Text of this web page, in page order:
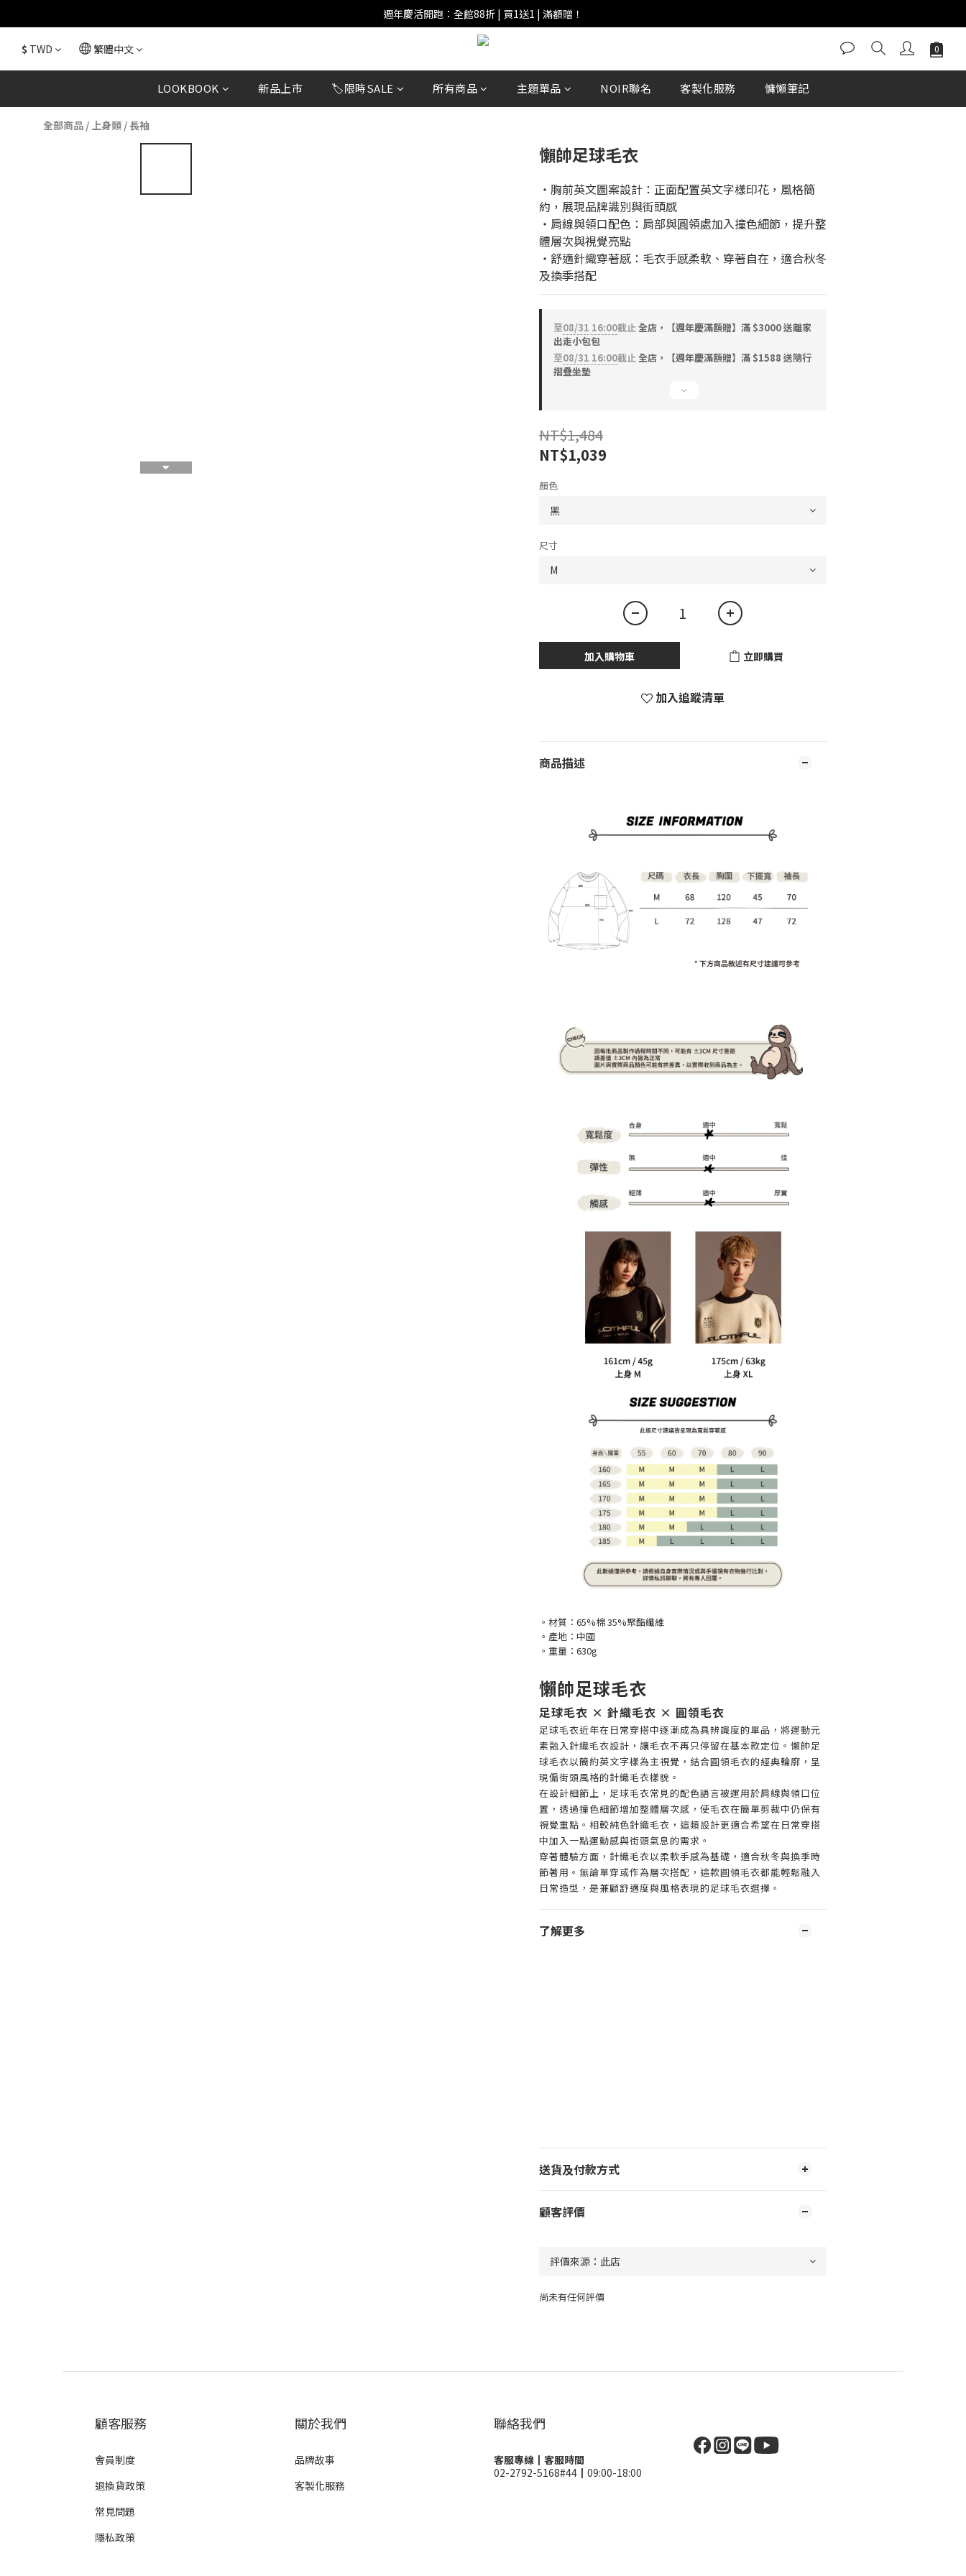
週年慶活開跑：全館88折 | 買1送1 | 滿額贈！
週年慶活開跑：全館88折 | 買1送1 | 滿額贈！
全館滿 $999 即享免運費！
$ TWD 繁體中文
LOOKBOOK 新品上市 🏷️限時SALE 所有商品 主題單品 NOIR聯名 客製化服務 慵懶筆記
全部商品 / 上身類 /長袖
懶帥足球毛衣
‧胸前英文圖案設計：正面配置英文字樣印花，風格簡
約，展現品牌識別與街頭感
‧肩線與領口配色：肩部與圓領處加入撞色細節，提升整
體層次與視覺亮點
‧舒適針織穿著感：毛衣手感柔軟、穿著自在，適合秋冬
及換季搭配
至08/31 16:00截止全店，【週年慶滿額贈】滿 $3000 送離家
出走小包包
至08/31 16:00截止全店，【週年慶滿額贈】滿 $1588 送隨行
摺疊坐墊
NT$1,484
NT$1,039
顏色
尺寸
加入購物車 立即購買
加入追蹤清單
商品描述
。材質：65%棉 35%聚酯纖維
。產地：中國
。重量：630g
懶帥足球毛衣
足球毛衣 × 針織毛衣 × 圓領毛衣
足球毛衣近年在日常穿搭中逐漸成為具辨識度的單品，將運動元
素融入針織毛衣設計，讓毛衣不再只停留在基本款定位。懶帥足
球毛衣以簡約英文字樣為主視覺，結合圓領毛衣的經典輪廓，呈
現偏街頭風格的針織毛衣樣貌。
在設計細節上，足球毛衣常見的配色語言被運用於肩線與領口位
置，透過撞色細節增加整體層次感，使毛衣在簡單剪裁中仍保有
視覺重點。相較純色針織毛衣，這類設計更適合希望在日常穿搭
中加入一點運動感與街頭氣息的需求。
穿著體驗方面，針織毛衣以柔軟手感為基礎，適合秋冬與換季時
節著用。無論單穿或作為層次搭配，這款圓領毛衣都能輕鬆融入
日常造型，是兼顧舒適度與風格表現的足球毛衣選擇。
了解更多
送貨及付款方式
顧客評價
尚未有任何評價
立即購買
顧客服務
會員制度
退換貨政策
常見問題
隱私政策
關於我們
品牌故事
客製化服務
聯絡我們
客服專線┃客服時間
02-2792-5168#44┃09:00-18:00